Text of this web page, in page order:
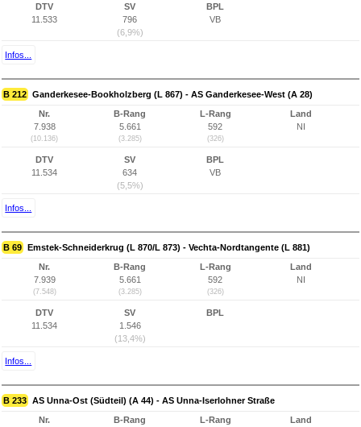
DTV
11.533
SV
796
(6,9%)
BPL
VB
Infos...
B 212 Ganderkesee-Bookholzberg (L 867) - AS Ganderkesee-West (A 28)
Nr.
7.938
(10.136)
B-Rang
5.661
(3.285)
L-Rang
592
(326)
Land
NI
DTV
11.534
SV
634
(5,5%)
BPL
VB
Infos...
B 69 Emstek-Schneiderkrug (L 870/L 873) - Vechta-Nordtangente (L 881)
Nr.
7.939
(7.548)
B-Rang
5.661
(3.285)
L-Rang
592
(326)
Land
NI
DTV
11.534
SV
1.546
(13,4%)
BPL
Infos...
B 233 AS Unna-Ost (Südteil) (A 44) - AS Unna-Iserlohner Straße
Nr.
B-Rang
L-Rang
Land